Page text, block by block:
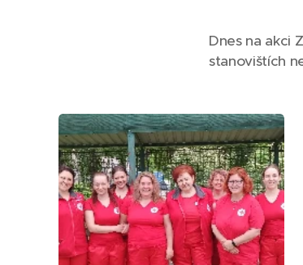
Dnes na akci
stanovištích